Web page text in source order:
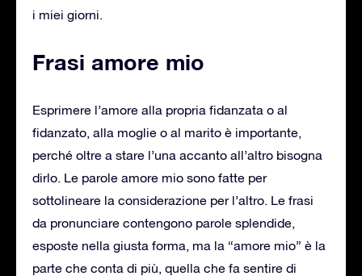
i miei giorni.
Frasi amore mio
Esprimere l’amore alla propria fidanzata o al
fidanzato, alla moglie o al marito è importante,
perché oltre a stare l’una accanto all’altro bisogna
dirlo. Le parole amore mio sono fatte per
sottolineare la considerazione per l’altro. Le frasi
da pronunciare contengono parole splendide,
esposte nella giusta forma, ma la “amore mio” è la
parte che conta di più, quella che fa sentire di